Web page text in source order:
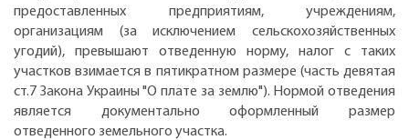
предоставленных предприятиям, учреждениям,
организациям (за исключением сельскохозяйственных
угодий), превышают отведенную норму, налог с таких
участков взимается в пятикратном размере (часть девятая
ст.7 Закона Украины "О плате за землю"). Нормой отведения
является документально оформленный размер
отведенного земельного участка.